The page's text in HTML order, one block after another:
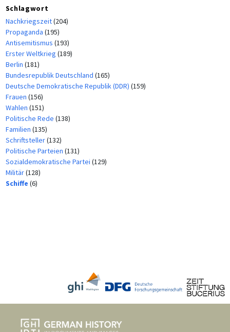
Schlagwort
Nachkriegszeit(204)
Propaganda (195)
Antisemitismus (193)
Erster Weltkrieg (189)
Berlin (181)
Bundesrepublik Deutschland (165)
Deutsche Demokratische Republik (DDR) (159)
Frauen (156)
Wahlen (151)
Politische Rede (138)
Familien (135)
Schriftsteller(132)
Politische Parteien (131)
Sozialdemokratische Partei (129)
Militär(128)
Schiffe (6)